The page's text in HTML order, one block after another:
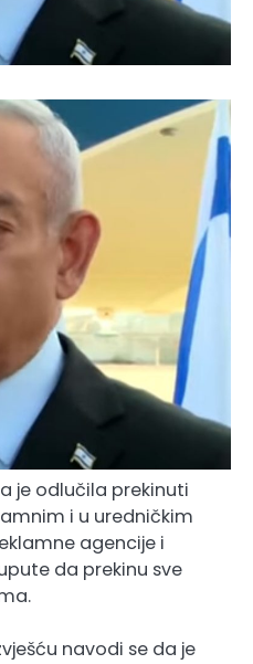
je odlučila prekinuti
i u uredničkim
agencije i
da prekinu sve
navodi se da je